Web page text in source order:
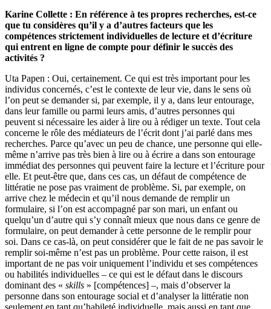
Karine Collette : En référence à tes propres recherches, est-ce
que tu considères qu’il y a d’autres facteurs que les
compétences strictement individuelles de lecture et d’écriture
qui entrent en ligne de compte pour définir le succès des
activités ?
Uta Papen : Oui, certainement. Ce qui est très important pour les
individus concernés, c’est le contexte de leur vie, dans le sens où
l’on peut se demander si, par exemple, il y a, dans leur entourage,
dans leur famille ou parmi leurs amis, d’autres personnes qui
peuvent si nécessaire les aider à lire ou à rédiger un texte. Tout cela
concerne le rôle des médiateurs de l’écrit dont j’ai parlé dans mes
recherches. Parce qu’avec un peu de chance, une personne qui elle-
même n’arrive pas très bien à lire ou à écrire a dans son entourage
immédiat des personnes qui peuvent faire la lecture et l’écriture pour
elle. Et peut-être que, dans ces cas, un défaut de compétence de
littératie ne pose pas vraiment de problème. Si, par exemple, on
arrive chez le médecin et qu’il nous demande de remplir un
formulaire, si l’on est accompagné par son mari, un enfant ou
quelqu’un d’autre qui s’y connaît mieux que nous dans ce genre de
formulaire, on peut demander à cette personne de le remplir pour
soi. Dans ce cas-là, on peut considérer que le fait de ne pas savoir le
remplir soi-même n’est pas un problème. Pour cette raison, il est
important de ne pas voir uniquement l’individu et ses compétences
ou habilités individuelles – ce qui est le défaut dans le discours
dominant des « skills » [compétences] –, mais d’observer la
personne dans son entourage social et d’analyser la littératie non
seulement en tant qu’habileté individuelle, mais aussi en tant que